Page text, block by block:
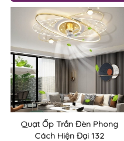
Quạt Ốp Trần Đèn Phong
Cách Hiện Đại 132